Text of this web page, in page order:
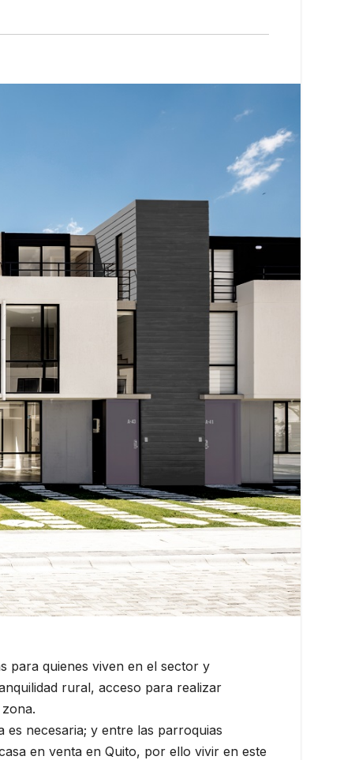
para quienes viven en el sector y
rural, acceso para realizar
es necesaria; y entre las parroquias
en venta en Quito, por ello vivir en este